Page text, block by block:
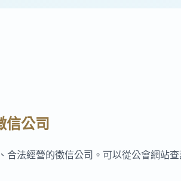
信公司
合法經營的徵信公司。可以從公會網站